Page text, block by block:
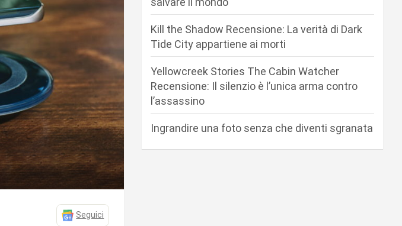
Seguici
Kill the Shadow Recensione: La verità di Dark
Tide City appartiene ai morti
Yellowcreek Stories The Cabin Watcher
Recensione: Il silenzio è l’unica arma contro
l’assassino
Ingrandire una foto senza che diventi sgranata